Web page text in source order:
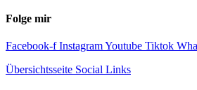
Folge mir
Facebook-f InstagramYoutube Tiktok
Übersichtsseite Social Links